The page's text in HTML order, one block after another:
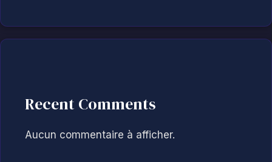
Recent Comments
Aucun commentaire à afficher.